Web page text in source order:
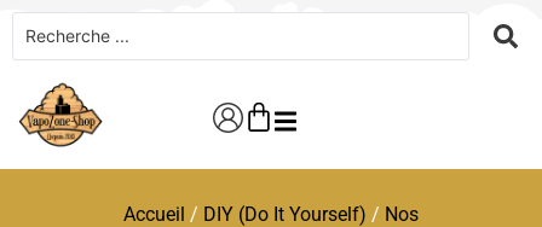
Accueil / DIY (Do It Yourself) / Nos